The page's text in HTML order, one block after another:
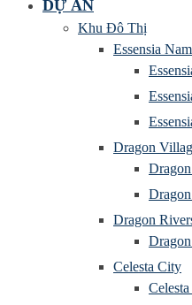
DỰ ÁN
Khu Đô Thị
Essensia
Dragon
Dragon
Celesta City